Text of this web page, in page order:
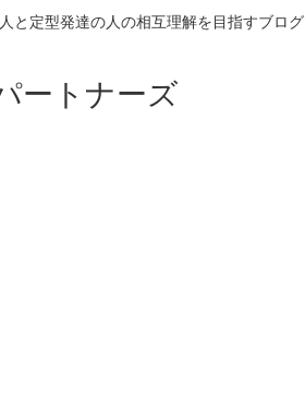
と定型発達の人の相互理解を目指すブログ
ートナーズ